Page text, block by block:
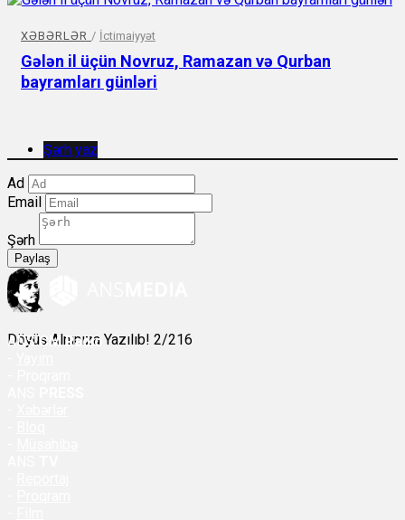
XƏBƏRLƏR / İctimaiyyət
Gələn il üçün Novruz, Ramazan və Qurban
bayramları günləri
Şərh yaz
Ad
Email
Şərh
Paylaş
Döyüş Alnınıza Yazılıb! 2/216
ANSÇM Radio